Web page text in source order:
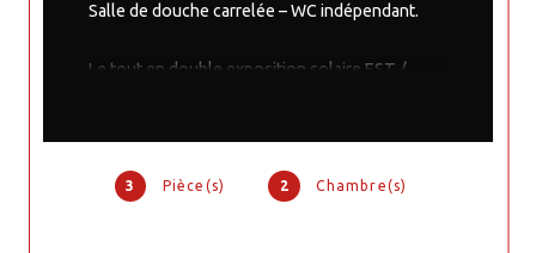
3 Pièce(s) 2 Chambre(s)
Salle de douche carrelée – WC indépendant.
Le tout en double exposition solaire EST /